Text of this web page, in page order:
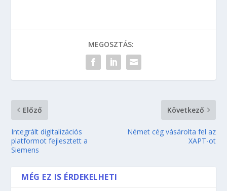
MEGOSZTÁS:
Előző
Integrált digitalizációs
platformot fejlesztett a
Siemens
Következő
Német cég vásárolta fel az
XAPT-ot
MÉG EZ IS ÉRDEKELHETI